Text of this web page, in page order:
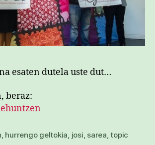
esaten dutela uste dut…
beraz:
hurrengo geltokia josi sarea ,topic